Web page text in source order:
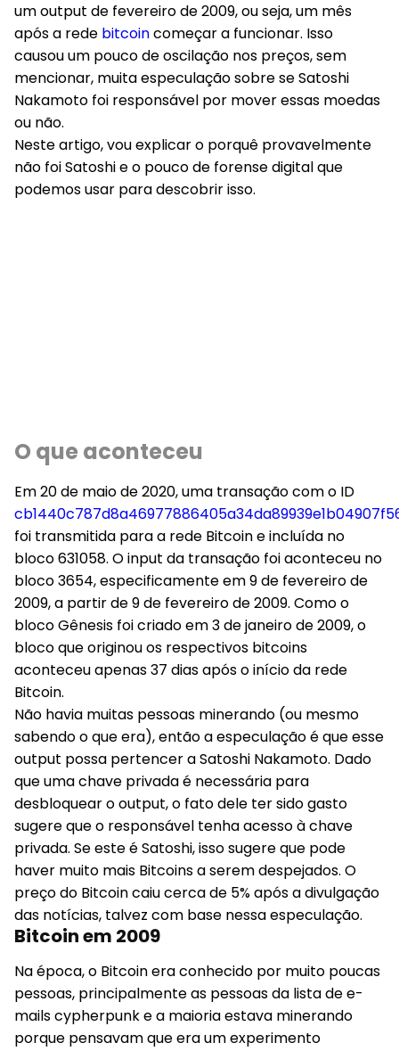
um output de fevereiro de 2009, ou seja, um mês
após a rede bitcoincomeçar a funcionar. Isso
causou um pouco de oscilação nos preços, sem
mencionar, muita especulação sobre se Satoshi
Nakamoto foi responsável por mover essas moedas
ou não.
Neste artigo, vou explicar o porquê provavelmente
não foi Satoshi e o pouco de forense digital que
podemos usar para descobrir isso.
O que aconteceu
Em 20 de maio de 2020, uma transação com o ID
foi transmitida para a rede Bitcoin e incluída no
bloco 631058. O input da transação foi aconteceu no
bloco 3654, especificamente em 9 de fevereiro de
2009, a partir de 9 de fevereiro de 2009. Como o
bloco Gênesis foi criado em 3 de janeiro de 2009, o
bloco que originou os respectivos bitcoins
aconteceu apenas 37 dias após o início da rede
Bitcoin.
Não havia muitas pessoas minerando (ou mesmo
sabendo o que era), então a especulação é que esse
output possa pertencer a Satoshi Nakamoto. Dado
que uma chave privada é necessária para
desbloquear o output, o fato dele ter sido gasto
sugere que o responsável tenha acesso à chave
privada. Se este é Satoshi, isso sugere que pode
haver muito mais Bitcoins a serem despejados. O
preço do Bitcoin caiu cerca de 5% após a divulgação
das notícias, talvez com base nessa especulação.
Bitcoin em 2009
Na época, o Bitcoin era conhecido por muito poucas
pessoas, principalmente as pessoas da lista de e-
mails cypherpunk e a maioria estava minerando
porque pensavam que era um experimento